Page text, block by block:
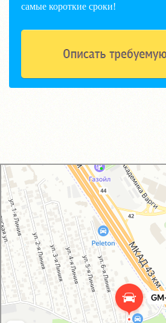
самые короткие сроки!
GM-City&VAG-Repair
Автосервис, автотехцентр в Москве
Магазин автозапчастей и автотоваров в Москве